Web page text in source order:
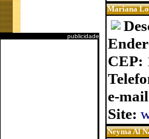
publicidade
Mariana
CEP:
e-
Site:
Neyma Al